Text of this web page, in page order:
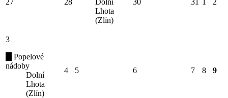
Lhota
(Zlín)
3
Popelové
nádoby
Dolní
Lhota
(Zlín)
4 5 6 7 8 9